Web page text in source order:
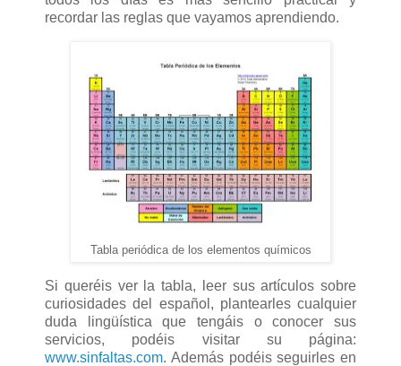
recordar las reglas que vayamos aprendiendo.
Tabla periódica de los elementos químicos
Si queréis ver la tabla, leer sus artículos sobre
curiosidades del español, plantearles cualquier
duda lingüística que tengáis o conocer sus
servicios, podéis visitar su página:
www.sinfaltas.com. Además podéis seguirles en